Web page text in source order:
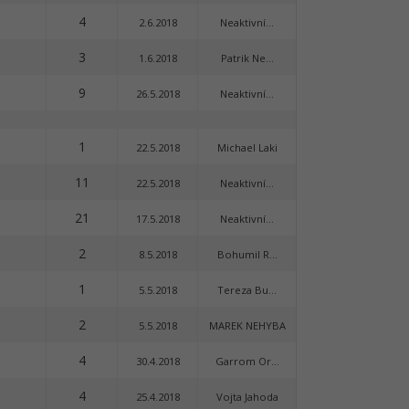
4 2.6.2018 Neaktivní...
3 1.6.2018 Patrik Ne...
9 26.5.2018 Neaktivní...
1 22.5.2018 Michael Laki
11 22.5.2018 Neaktivní...
21 17.5.2018 Neaktivní...
2 8.5.2018 Bohumil R...
1 5.5.2018 Tereza Bu...
2 5.5.2018 MAREK NEHYBA
4 30.4.2018 Garrom Or...
4 25.4.2018 Vojta Jahoda